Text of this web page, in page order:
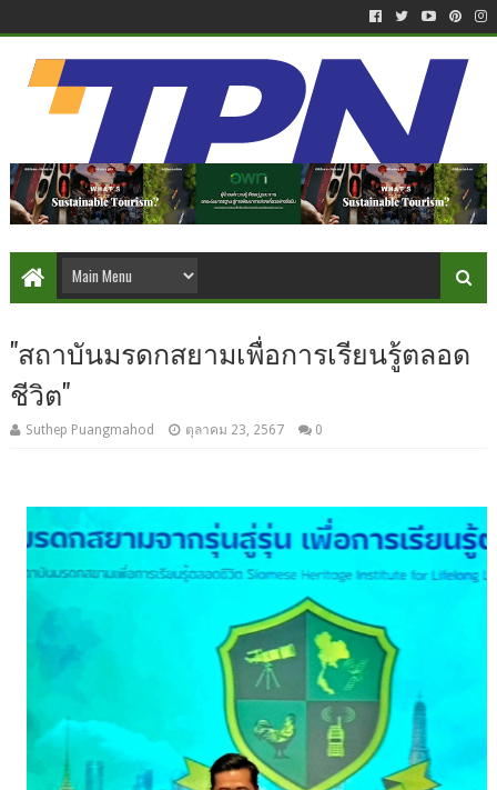
"สถาบันมรดกสยามเพื่อการเรียนรู้ตลอด
ชีวิต"
Suthep Puangmahod ตุลาคม 23, 2567 0